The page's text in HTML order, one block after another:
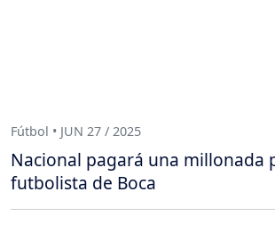
Fútbol • JUN 27 / 2025
Nacional pagará una millonada
futbolista de Boca